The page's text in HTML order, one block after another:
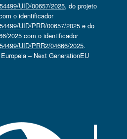
UID/00657/2025, do projeto
o identificador
UID/PRR/00657/2025e do
2025 com o identificador
UID/PRR2/04666/2025.
– Next GenerationEU